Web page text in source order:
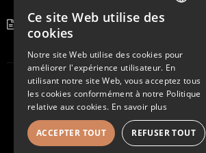
BE 0456.099.938
©2026 AIC HEIRBRANT VBC. All Rights Reserved –
policy–Sitemap
Ce site Web utilise des
cookies
Notre site Web utilise des cookies pour
améliorer l'expérience utilisateur. En
utilisant notre site Web, vous acceptez tous
les cookies conformément à notre Politique
relative aux cookies. En savoir plus
ACCEPTER TOUT REFUSER TOUT